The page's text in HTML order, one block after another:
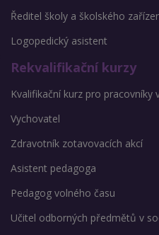
Ředitel školy a školského
Logopedický asistent
Rekvalifikační kurzy
Kvalifikační kurz pro pracovníky
Vychovatel
Zdravotník zotavovacích akcí
Asistent pedagoga
Pedagog volného času
Učitel odborných předmětů v